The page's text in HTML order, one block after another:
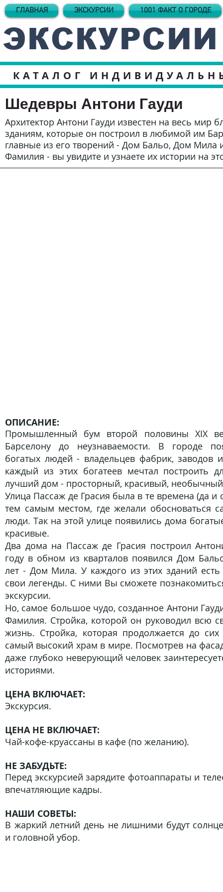
ГЛАВНАЯ ЭКСКУРСИИ 1001 ФАКТ О ГОРОДЕ
КАТАЛОГ
Шедевры Антони Гауди
Архитектор Антони Гауди известен на весь мир
зданиям, которые он построил в любимой им
главные из его творений - Дом Бальо, Дом Мила
Фамилия - вы увидите и узнаете их истории на
ОПИСАНИЕ:
Промышленный бум второй половины XIX
Барселону до неузнаваемости. В городе
богатых людей - владельцев фабрик, заводов
каждый из этих богатеев мечтал построить
лучший дом - просторный, красивый,
Улица Пассаж де Грасия была в те времена (да и
тем самым местом, где желали обосноваться
люди. Так на этой улице появились дома
красивые.
Два дома на Пассаж де Грасия построил
году в обном из кварталов появился Дом
лет - Дом Мила. У каждого из этих зданий есть
свои легенды. С ними Вы сможете
экскурсии.
Но, самое большое чудо, созданное Антони
Фамилия. Стройка, которой он руководил всю
жизнь. Стройка, которая продолжается до
самый высокий храм в мире. Посмотрев на
даже глубоко неверующий человек
историями.
ЦЕНА ВКЛЮЧАЕТ:
Экскурсия.
ЦЕНА НЕ ВКЛЮЧАЕТ:
Чай-кофе-круассаны в кафе (по желанию).
НЕ ЗАБУДЬТЕ:
Перед экскурсией зарядите фотоаппараты и
впечатляющие кадры.
НАШИ СОВЕТЫ:
В жаркий летний день не лишними будут
и головной убор.